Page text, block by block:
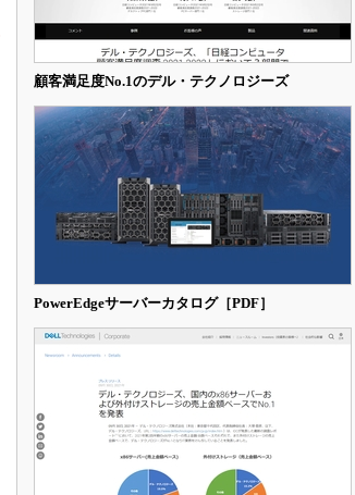
顧客満足度No.1のデル・テクノロジーズ
PowerEdgeサーバーカタログ［PDF］